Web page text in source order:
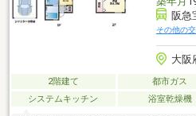
阪急
その他の
大阪
2階建て 都市ガス
システムキッチン
浴室乾燥機